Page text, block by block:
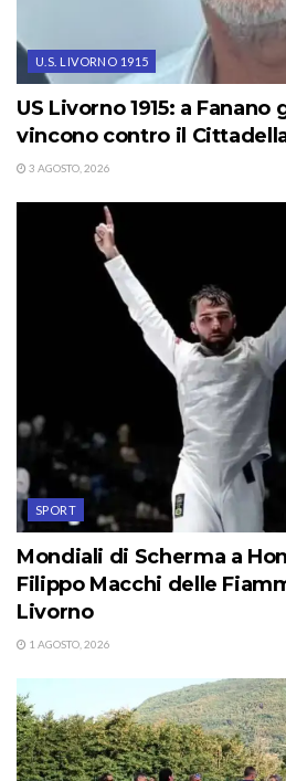
U.S. LIVORNO 1915
US Livorno 1915: a
vincono contro il
3 AGOSTO, 2026
SPORT
Mondiali di Scherma a
Filippo Macchi delle
Livorno
1 AGOSTO, 2026